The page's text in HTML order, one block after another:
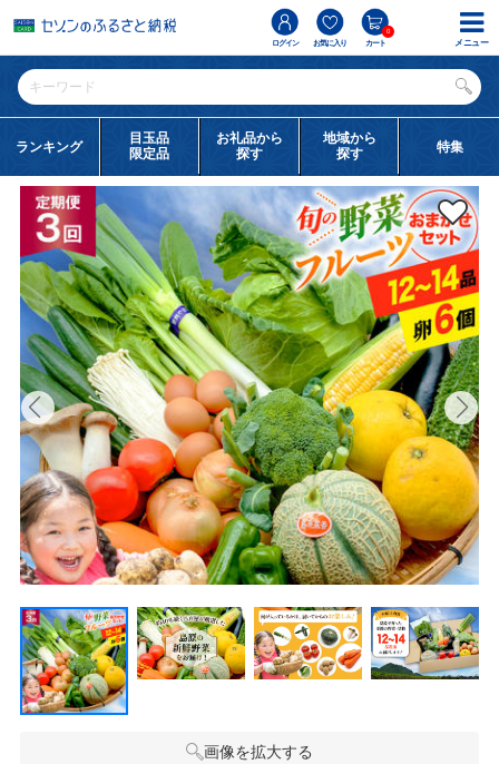
ログイン お気に入り カート
0
ランキング
目玉品
限定品
お礼品から
探す
地域から
探す
特集
画像を拡大する
メニュー